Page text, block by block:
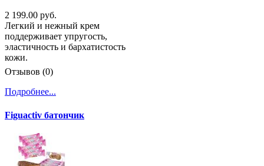
2 199.00 руб.
Легкий и нежный крем
поддерживает упругость,
эластичность и бархатистость
кожи.
Отзывов (0)
Подробнее...
Figuactiv батончик